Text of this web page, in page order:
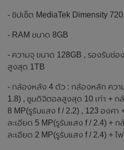
- ชิปเซ็ต MediaTek Dimensity 720
- RAM ขนาด 8GB
- ความจุ ขนาด 128GB , รองรับช่อ
สูงสุด 1TB
- กล้องหลัง 4 ตัว : กล้องหลัก ควา
1.8) , ซูมดิจิตอลสูงสุด 10 เท่า + ก
8 MP(รูรับแสง f / 2.2) , 123 องศา
ละเอียด 5 MP(รูรับแสง f / 2.4) + ก
ละเอียด 2 MP(รูรับแสง f / 2.4) + ไ